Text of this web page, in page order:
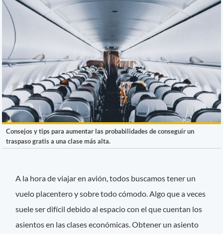
Consejos y tips para aumentar las probabilidades de conseguir un
traspaso gratis a una clase más alta.
A la hora de viajar en avión, todos buscamos tener un
vuelo placentero y sobre todo cómodo. Algo que a veces
suele ser difícil debido al espacio con el que cuentan los
asientos en las clases económicas. Obtener un asiento